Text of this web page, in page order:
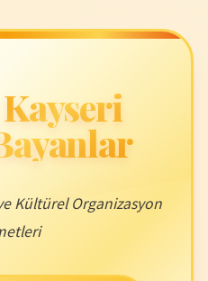
Kültürel Organizasyon